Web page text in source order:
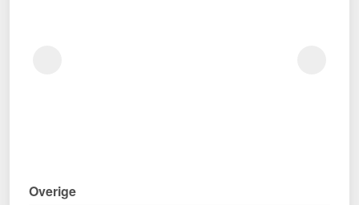
Overige